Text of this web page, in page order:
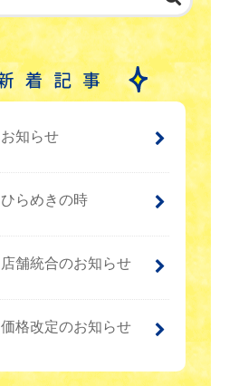
お知らせ
ひらめきの時
店舗統合のお知らせ
価格改定のお知らせ